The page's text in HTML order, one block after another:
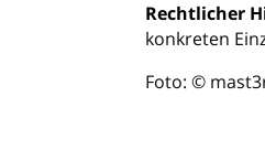
Rechtlicher
konkreten
Foto: ©